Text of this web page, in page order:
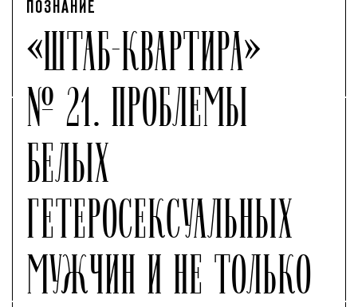
ПОЗНАНИЕ
«ШТАБ-КВАРТИРА»
№ 21. ПРОБЛЕМЫ
БЕЛЫХ
ГЕТЕРОСЕКСУАЛЬНЫХ
МУЖЧИН И НЕ ТОЛЬКО